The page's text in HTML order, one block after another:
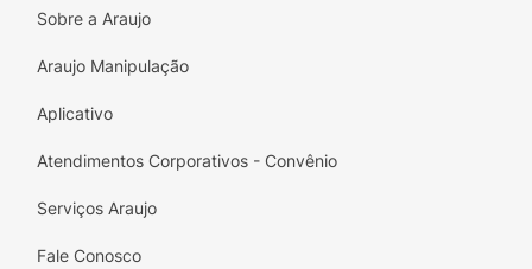
Sobre a Araujo
Araujo Manipulação
Aplicativo
Atendimentos Corporativos - Convênio
Serviços Araujo
Fale Conosco